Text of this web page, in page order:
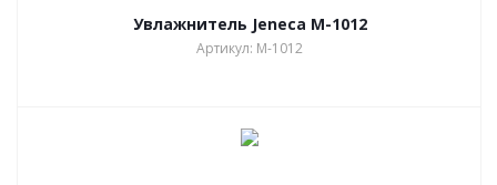
Увлажнитель Jeneca M-1012
Артикул: M-1012